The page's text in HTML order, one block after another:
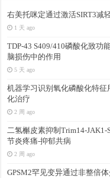
右美托咪定通过激活SIRT3减
1 天 ago
TDP-43 S409/410磷酸化致功
脑损伤中的作用
5 天 ago
机器学习识别氧化磷酸化特
化治疗
2 周 ago
二氢槲皮素抑制Trim14-JAK1-
节炎疼痛-抑郁共病
2 周 ago
GPSM2罕见变异通过非整倍